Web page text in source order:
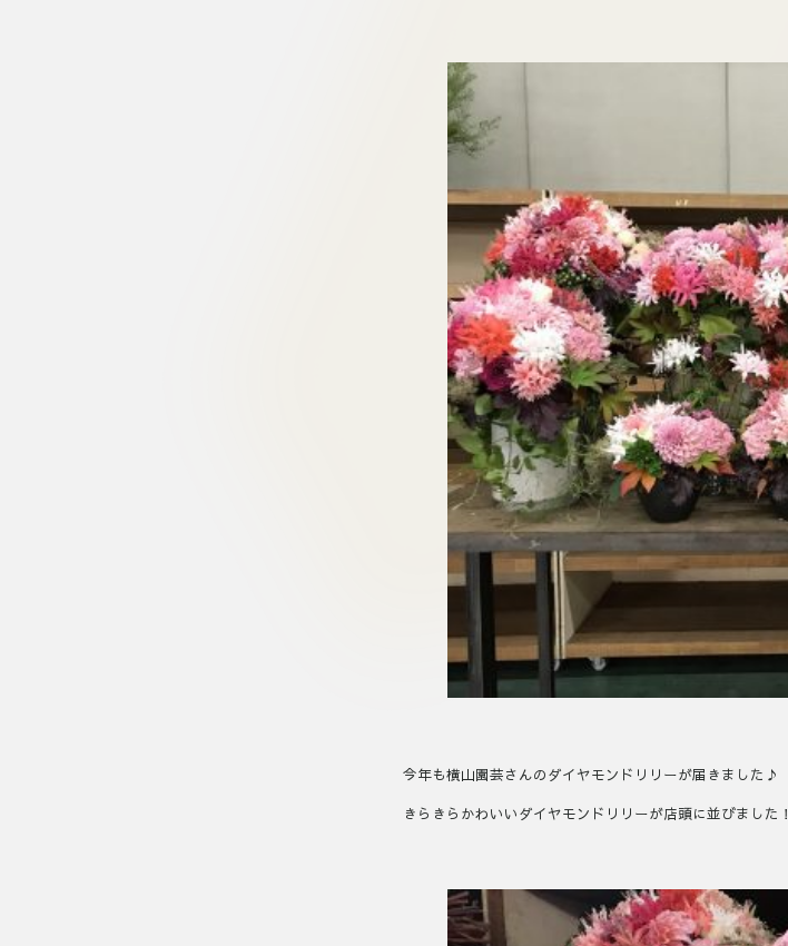
今年も横山園芸さんのダイヤモンドリリーが届きました♪
きらきらかわいいダイヤモンドリリーが店頭に並びました！